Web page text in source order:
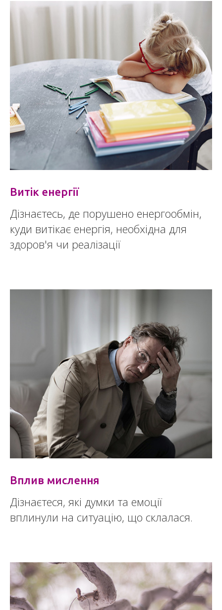
Витік енергії
Дізнаєтесь, де порушено енергообмін,
куди витікає енергія, необхідна для
здоров'я чи реалізації
Вплив мислення
Дізнаєтеся, які думки та емоції
вплинули на ситуацію, що склалася.